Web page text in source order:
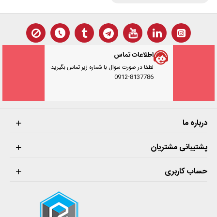
تشریح دستگاه
اطلاعات تماس
لطفا در صورت سوال با شماره زیر تماس بگیرید:
0912-8137786
درباره ما
پشتیبانی مشتریان
حساب کاربری